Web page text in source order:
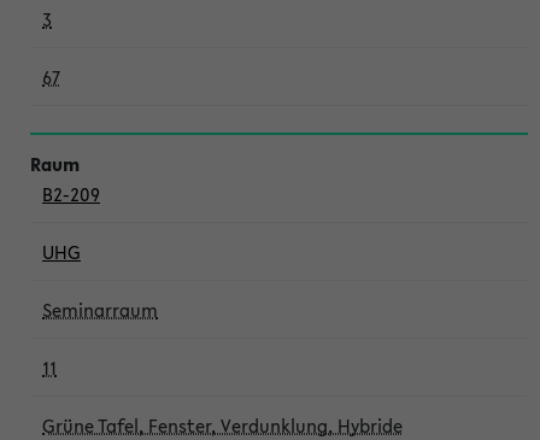
3
67
B2-209
UHG
Seminarraum
11
Grüne Tafel, Fenster, Verdunklung, Hybride